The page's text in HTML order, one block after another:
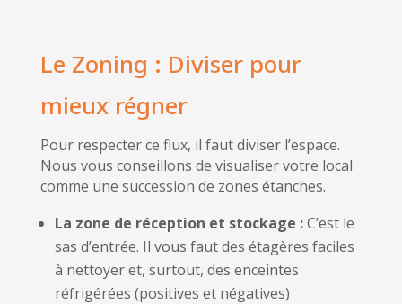
Le Zoning : Diviser pour
mieux régner
Pour respecter ce flux, il faut diviser l’espace.
Nous vous conseillons de visualiser votre local
comme une succession de zones étanches.
La zone de réception et stockage :C’est le
sas d’entrée. Il vous faut des étagères faciles
à nettoyer et, surtout, des enceintes
réfrigérées (positives et négatives)